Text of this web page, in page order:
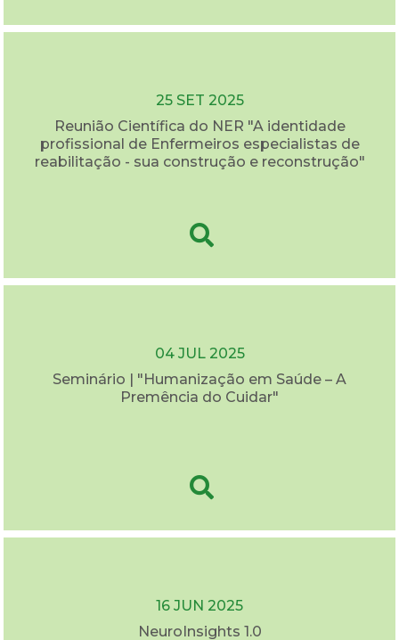
25 SET 2025
Reunião Científica do NER "A identidade
profissional de Enfermeiros especialistas de
reabilitação - sua construção e reconstrução"
04 JUL 2025
Seminário | "Humanização em Saúde – A
Premência do Cuidar"
16 JUN 2025
NeuroInsights 1.0